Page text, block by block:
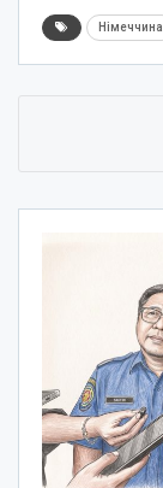
Німеччина